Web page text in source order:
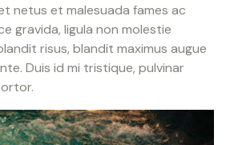
netus et malesuada fames ac
gravida, ligula non molestie
risus, blandit maximus augue
Duis id mi tristique, pulvinar